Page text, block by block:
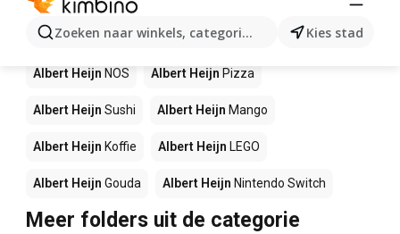
Zoeken naar winkels, categorieën, producten...
Kies stad
Andere producten in winkels Albert
Heijn
Albert Heijn NOS Albert Heijn Pizza
Albert Heijn Sushi Albert Heijn Mango
Albert Heijn Koffie Albert Heijn LEGO
Albert Heijn Gouda Albert Heijn Nintendo Switch
Meer folders uit de categorie